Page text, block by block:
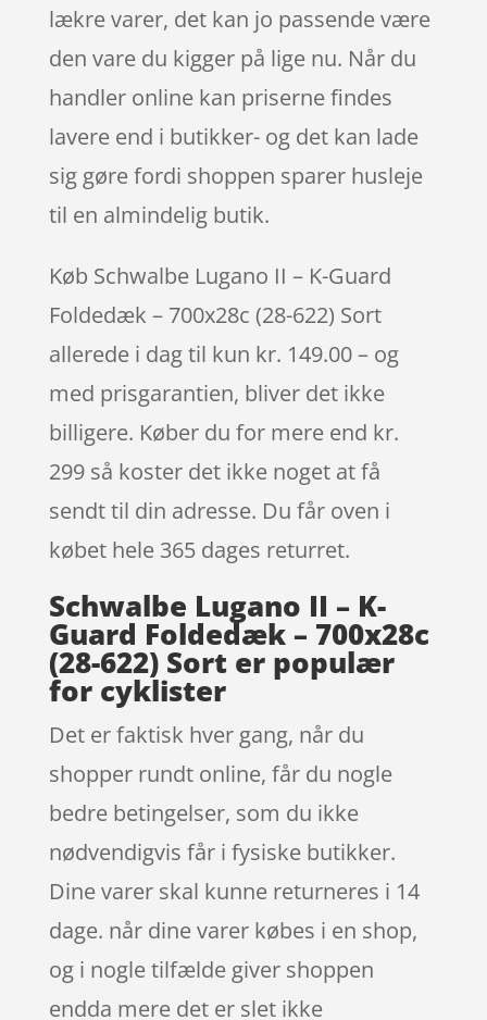
lækre varer, det kan jo passende være
den vare du kigger på lige nu. Når du
handler online kan priserne findes
lavere end i butikker- og det kan lade
sig gøre fordi shoppen sparer husleje
til en almindelig butik.
Køb Schwalbe Lugano II – K-Guard
Foldedæk – 700x28c (28-622) Sort
allerede i dag til kun kr. 149.00 – og
med prisgarantien, bliver det ikke
billigere. Køber du for mere end kr.
299 så koster det ikke noget at få
sendt til din adresse. Du får oven i
købet hele 365 dages returret.
Schwalbe Lugano II – K-
Guard Foldedæk – 700x28c
(28-622) Sort er populær
for cyklister
Det er faktisk hver gang, når du
shopper rundt online, får du nogle
bedre betingelser, som du ikke
nødvendigvis får i fysiske butikker.
Dine varer skal kunne returneres i 14
dage. når dine varer købes i en shop,
og i nogle tilfælde giver shoppen
endda mere det er slet ikke